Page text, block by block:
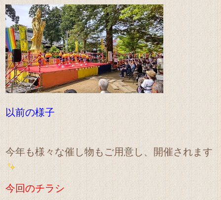
以前の様子
今年も様々な催し物もご用意し、開催されます
今回のチラシ